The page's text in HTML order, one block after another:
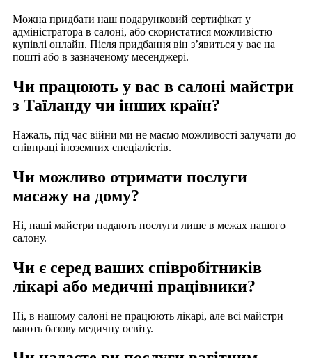
Можна придбати наш подарунковий сертифікат у
адміністратора в салоні, або скористатися можливістю
купівлі онлайн. Після придбання він з’явиться у вас на
пошті або в зазначеному месенджері.
Чи працюють у вас в салоні майстри
з Таїланду чи інших країн?
Нажаль, під час війни ми не маємо можливості залучати до
співпраці іноземних спеціалістів.
Чи можливо отримати послуги
масажу на дому?
Ні, наші майстри надають послуги лише в межах нашого
салону.
Чи є серед ваших співробітників
лікарі або медичні працівники?
Ні, в нашому салоні не працюють лікарі, але всі майстри
мають базову медичну освіту.